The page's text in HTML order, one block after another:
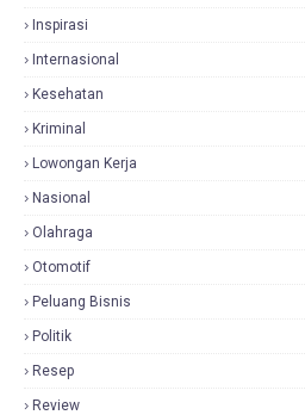
Inspirasi
Internasional
Kesehatan
Kriminal
Lowongan Kerja
Nasional
Olahraga
Otomotif
Peluang Bisnis
Politik
Resep
Review